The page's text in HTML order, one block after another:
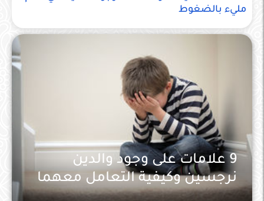
مليء بالضغوط
9 علامات على وجود والدين
نرجسين وكيفية التعامل معهما